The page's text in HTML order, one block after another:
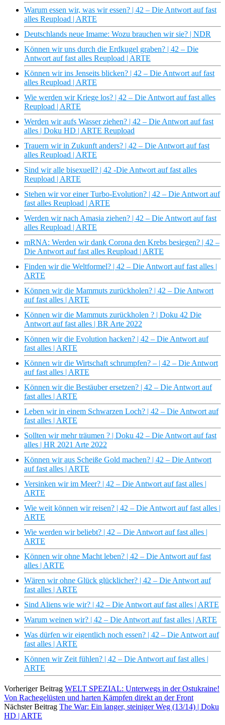
Warum essen wir, was wir essen? | 42 – Die Antwort auf fast
alles Reupload | ARTE
Deutschlands neue Imame: Wozu brauchen wir sie? | NDR
Können wir uns durch die Erdkugel graben? | 42 – Die
Antwort auf fast alles Reupload | ARTE
Können wir ins Jenseits blicken? | 42 – Die Antwort auf fast
alles Reupload | ARTE
Wie werden wir Kriege los? | 42 – Die Antwort auf fast alles
Reupload | ARTE
Werden wir aufs Wasser ziehen? | 42 – Die Antwort auf fast
alles | Doku HD | ARTE Reupload
Trauern wir in Zukunft anders? | 42 – Die Antwort auf fast
alles Reupload | ARTE
Sind wir alle bisexuell? | 42 -Die Antwort auf fast alles
Reupload | ARTE
Stehen wir vor einer Turbo-Evolution? | 42 – Die Antwort auf
fast alles Reupload | ARTE
Werden wir nach Amasia ziehen? | 42 – Die Antwort auf fast
alles Reupload | ARTE
mRNA: Werden wir dank Corona den Krebs besiegen? | 42 –
Die Antwort auf fast alles Reupload | ARTE
Finden wir die Weltformel? | 42 – Die Antwort auf fast alles |
ARTE
Können wir die Mammuts zurückholen? | 42 – Die Antwort
auf fast alles | ARTE
Können wir die Mammuts zurückholen ? | Doku 42 Die
Antwort auf fast alles | BR Arte 2022
Können wir die Evolution hacken? | 42 – Die Antwort auf
fast alles | ARTE
Können wir die Wirtschaft schrumpfen? – | 42 – Die Antwort
auf fast alles | ARTE
Können wir die Bestäuber ersetzen? | 42 – Die Antwort auf
fast alles | ARTE
Leben wir in einem Schwarzen Loch? | 42 – Die Antwort auf
fast alles | ARTE
Sollten wir mehr träumen ? | Doku 42 – Die Antwort auf fast
alles | HR 2021 Arte 2022
Können wir aus Scheiße Gold machen? | 42 – Die Antwort
auf fast alles | ARTE
Versinken wir im Meer? | 42 – Die Antwort auf fast alles |
ARTE
Wie weit können wir reisen? | 42 – Die Antwort auf fast alles |
ARTE
Wie werden wir beliebt? | 42 – Die Antwort auf fast alles |
ARTE
Können wir ohne Macht leben? | 42 – Die Antwort auf fast
alles | ARTE
Wären wir ohne Glück glücklicher? | 42 – Die Antwort auf
fast alles | ARTE
Sind Aliens wie wir? | 42 – Die Antwort auf fast alles | ARTE
Warum weinen wir? | 42 – Die Antwort auf fast alles | ARTE
Was dürfen wir eigentlich noch essen? | 42 – Die Antwort auf
fast alles | ARTE
Können wir Zeit fühlen? | 42 – Die Antwort auf fast alles |
ARTE
Vorheriger Beitrag WELT SPEZIAL: Unterwegs in der Ostukraine!
Von Rachegelüsten und harten Kämpfen direkt an der Front
Nächster Beitrag The War: Ein langer, steiniger Weg (13/14) | Doku
HD | ARTE